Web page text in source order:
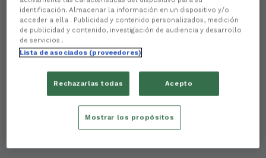
identificación. Almacenar la información en un dispositivo y/o
acceder a ella . Publicidad y contenido personalizados, medición
de publicidad y contenido, investigación de audiencia y desarrollo
de servicios .
Lista de asociados (proveedores)
Rechazarlas todas Acepto
Mostrar los propósitos